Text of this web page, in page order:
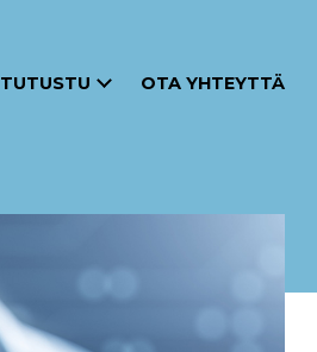
TUTUSTU OTA YHTEYTTÄ